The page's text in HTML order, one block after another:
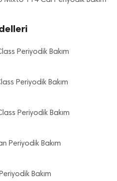
Periyodik Bakım
Periyodik Bakım
Periyodik Bakım
Periyodik Bakım
Bakım